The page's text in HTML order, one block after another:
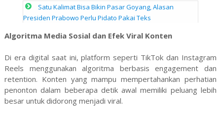
Satu Kalimat Bisa Bikin Pasar Goyang, Alasan
Presiden Prabowo Perlu Pidato Pakai Teks
Algoritma Media Sosial dan Efek Viral Konten
Di era digital saat ini, platform seperti TikTok dan Instagram
Reels menggunakan algoritma berbasis engagement dan
retention. Konten yang mampu mempertahankan perhatian
penonton dalam beberapa detik awal memiliki peluang lebih
besar untuk didorong menjadi viral.